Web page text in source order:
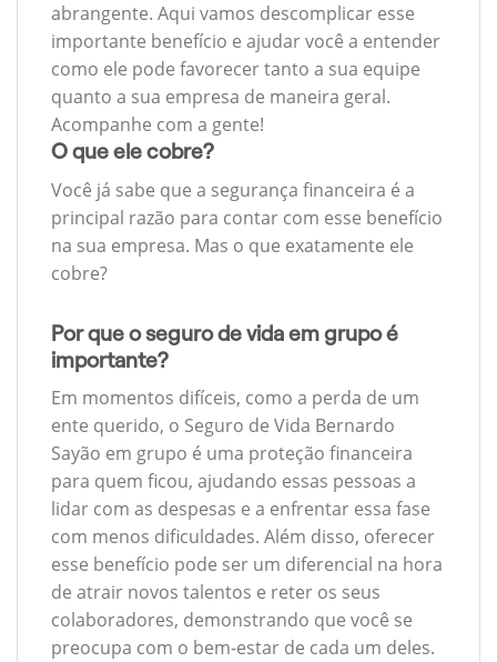
abrangente. Aqui vamos descomplicar esse
importante benefício e ajudar você a entender
como ele pode favorecer tanto a sua equipe
quanto a sua empresa de maneira geral.
Acompanhe com a gente!
O que ele cobre?
Você já sabe que a segurança financeira é a
principal razão para contar com esse benefício
na sua empresa. Mas o que exatamente ele
cobre?
Por que o seguro de vida em grupo é
importante?
Em momentos difíceis, como a perda de um
ente querido, o Seguro de Vida Bernardo
Sayão em grupo é uma proteção financeira
para quem ficou, ajudando essas pessoas a
lidar com as despesas e a enfrentar essa fase
com menos dificuldades. Além disso, oferecer
esse benefício pode ser um diferencial na hora
de atrair novos talentos e reter os seus
colaboradores, demonstrando que você se
preocupa com o bem-estar de cada um deles.